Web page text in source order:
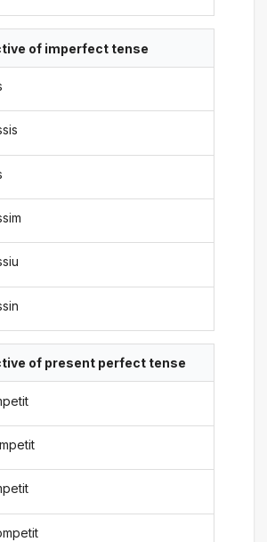
of imperfect tense
of present perfect tense